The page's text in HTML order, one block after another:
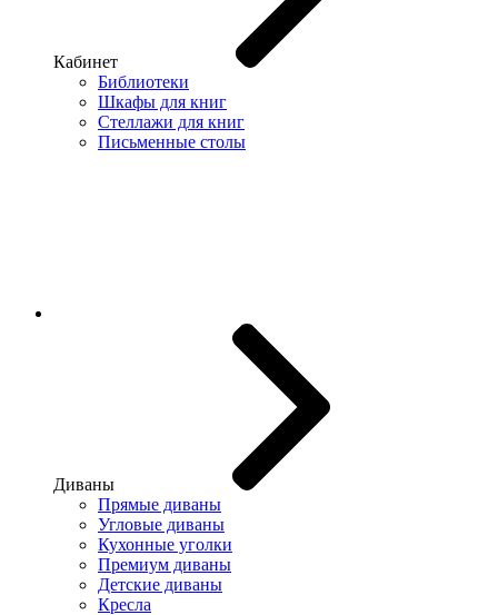
Кабинет
Библиотеки
Шкафы для книг
Стеллажи для книг
Письменные столы
Диваны
Прямые диваны
Угловые диваны
Кухонные уголки
Премиум диваны
Детские диваны
Кресла